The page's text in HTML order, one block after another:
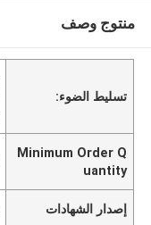
منتوج وصف
تسليط الضوء:
Minimum Order Q
uantity
إصدار الشهادات